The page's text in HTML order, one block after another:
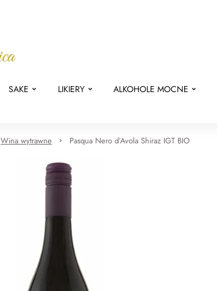
SAKE LIKIERY ALKOHOLE MOCNE
Wina wytrawne Pasqua Nero d’Avola Shiraz IGT BIO